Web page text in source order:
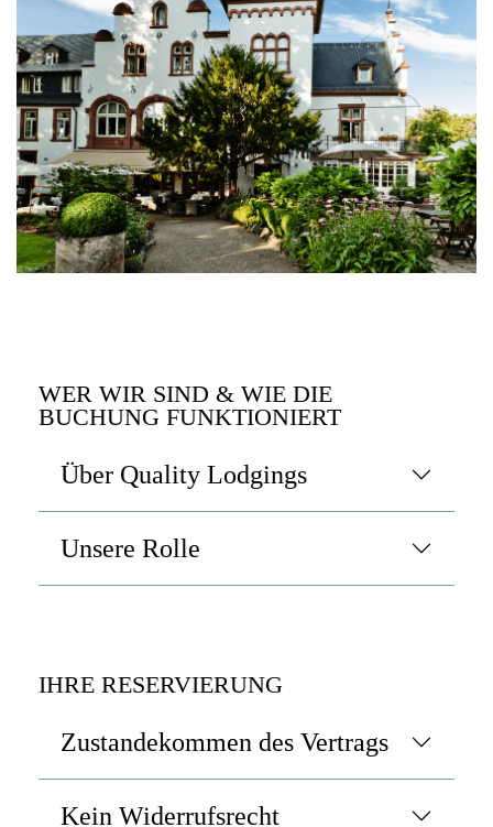
WER WIR SIND & WIE DIE
BUCHUNG FUNKTIONIERT
Über Quality Lodgings
Unsere Rolle
IHRE RESERVIERUNG
Zustandekommen des Vertrags
Kein Widerrufsrecht